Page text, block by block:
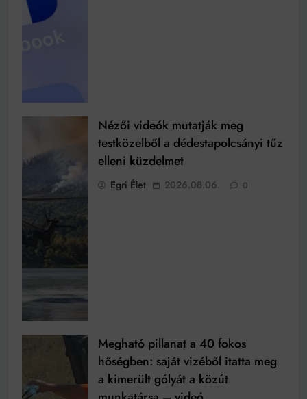
Nézői videók mutatják meg
testközelből a dédestapolcsányi tűz
elleni küzdelmet
Egri Élet 2026.08.06. 0
Megható pillanat a 40 fokos
hőségben: saját vizéből itatta meg
a kimerült gólyát a közút